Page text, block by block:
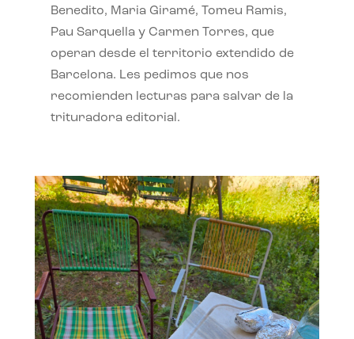
Benedito, Maria Giramé, Tomeu Ramis,
Pau Sarquella y Carmen Torres, que
operan desde el territorio extendido de
Barcelona. Les pedimos que nos
recomienden lecturas para salvar de la
trituradora editorial.